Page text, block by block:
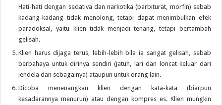
Hati-hati dengan sedativa dan narkotika (barbiturat, morfin) sebab
kadang-kadang tidak menolong, tetapi dapat menimbulkan efek
paradoksal, yaitu klien tidak menjadi tenang, tetapi bertambah
gelisah.
Klien harus dijaga terus, lebih-lebih bila ia sangat gelisah, sebab
berbahaya untuk dirinya sendiri (jatuh, lari dan loncat keluar dari
jendela dan sebagainya) ataupun untuk orang lain.
Dicoba menenangkan klien dengan kata-kata (biarpun
kesadarannya menurun) atau dengan kompres es. Klien mungkin